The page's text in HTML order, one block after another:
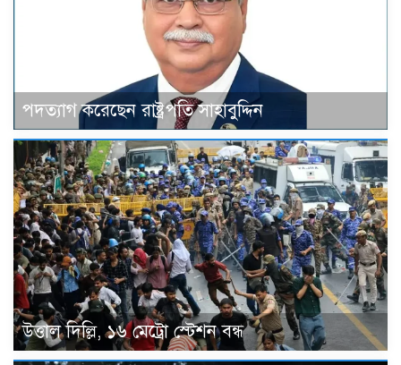
পদত্যাগ করেছেন রাষ্ট্রপতি সাহাবুদ্দিন
উত্তাল দিল্লি, ১৬ মেট্রো স্টেশন বন্ধ